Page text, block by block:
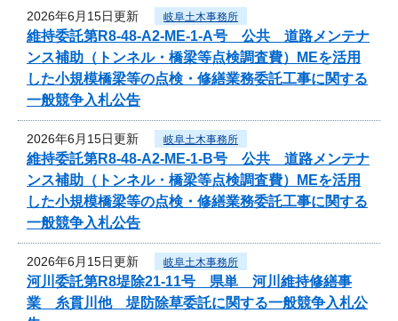
2026年6月15日更新 岐阜土木事務所
維持委託第R8-48-A2-ME-1-A号 公共 道路メンテナ
ンス補助（トンネル・橋梁等点検調査費）MEを活用
した小規模橋梁等の点検・修繕業務委託工事に関する
一般競争入札公告
2026年6月15日更新 岐阜土木事務所
維持委託第R8-48-A2-ME-1-B号 公共 道路メンテナ
ンス補助（トンネル・橋梁等点検調査費）MEを活用
した小規模橋梁等の点検・修繕業務委託工事に関する
一般競争入札公告
2026年6月15日更新 岐阜土木事務所
河川委託第R8堤除21-11号 県単 河川維持修繕事
業 糸貫川他 堤防除草委託に関する一般競争入札公